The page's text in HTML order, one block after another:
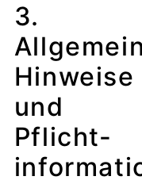
3.
Hinweise
und
Pflicht­